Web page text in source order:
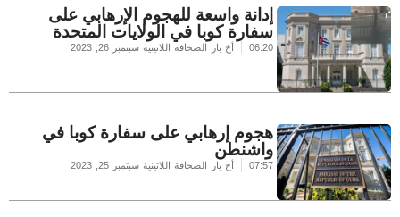
إدانة واسعة للهجوم الإرهابي على
سفارة كوبا في الولايات المتحدة
06:20 أخ بار الصحافة اللاتينية سبتمبر 26, 2023
هجوم إرهابي على سفارة كوبا في
واشنطن
07:57 أخ بار الصحافة اللاتينية سبتمبر 25, 2023